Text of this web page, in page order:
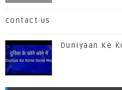
contact us
Duniyaan Ke